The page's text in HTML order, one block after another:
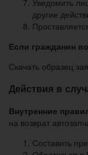
другие
Если гражданин
Скачать образец
Действия в
Внутренние
на возврат
Составить